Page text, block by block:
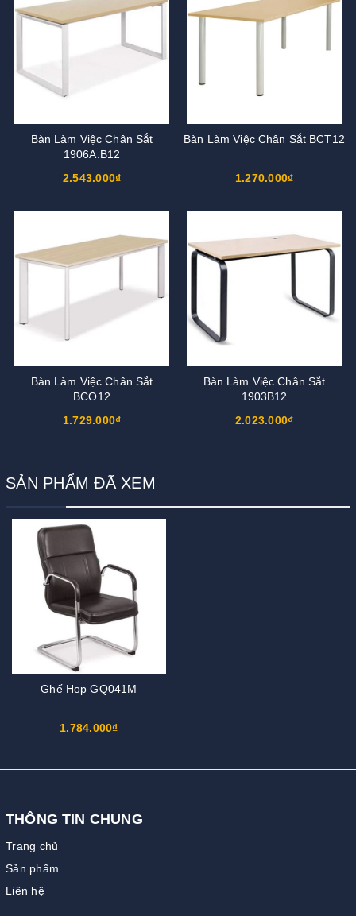
Bàn Làm Việc Chân Sắt
1906A.B12
2.543.000₫
Bàn Làm Việc Chân Sắt BCT12
1.270.000₫
Bàn Làm Việc Chân Sắt
BCO12
1.729.000₫
Bàn Làm Việc Chân Sắt
1903B12
2.023.000₫
SẢN PHẨM ĐÃ XEM
Ghế Họp GQ041M
1.784.000₫
THÔNG TIN CHUNG
Trang chủ
Sản phẩm
Liên hệ